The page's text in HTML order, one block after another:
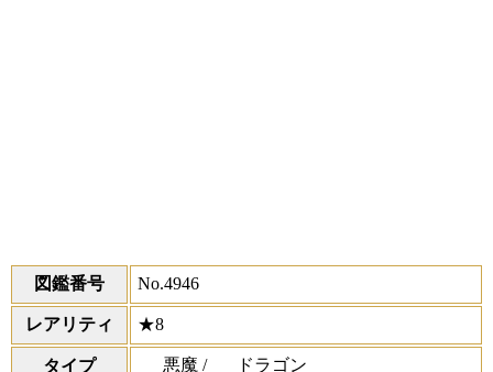
図鑑番号 No.4946
レアリティ ★8
タイプ 悪魔 / ドラゴン